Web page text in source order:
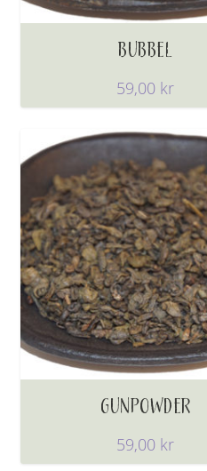
BUBBEL
59,00 kr
GUNPOWDER
59,00 kr